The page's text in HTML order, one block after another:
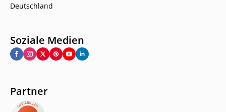
Deutschland
Soziale Medien
Partner